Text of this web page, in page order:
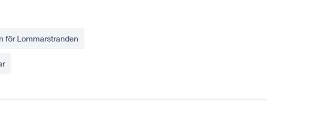
för Lommarstranden